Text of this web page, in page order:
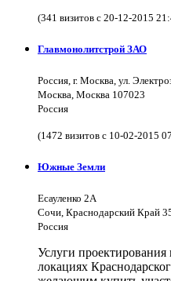
(341 визитов с 20-12-2015
Главмонолитстрой ЗАО
Россия, г. Москва, ул.
Москва, Москва 107023
Россия
(1472 визитов с 10-02-2015
Южные Земли
Есауленко 2А
Сочи, Краснодарский Край
Россия
Услуги
локациях